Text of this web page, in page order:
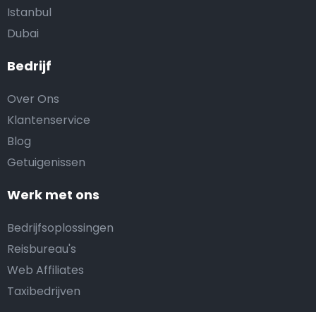
Bedrijf
Over Ons
Klantenservice
Blog
Getuigenissen
Werk met ons
Bedrijfsoplossingen
Reisbureau's
Web Affiliates
Taxibedrijven
Istanbul
Dubai